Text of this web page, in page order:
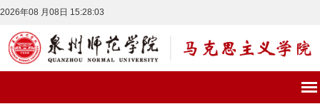
2026年08 月08日 15:28:03